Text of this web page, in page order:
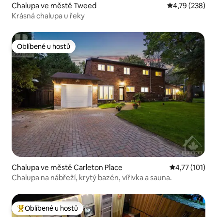
Chalupa ve městě Tweed Průměrné
4,79 (238)
Krásná chalupa u řeky
Oblíbené u hostů
Oblíbené u hostů
Chalupa ve městě Carleton Place Průměrné
4,77 (101)
Chalupa na nábřeží, krytý bazén, vířivka a sauna.
Nejlepší v kategorii Oblíbené u hostů
Oblíbené u hostů